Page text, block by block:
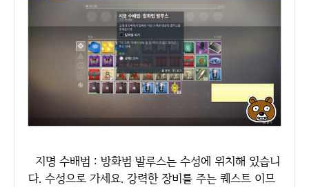
지명 수배범 : 방화범 발루스는 수성에 위치해 있습니
다. 수성으로 가세요. 강력한 장비를 주는 퀘스트 이므